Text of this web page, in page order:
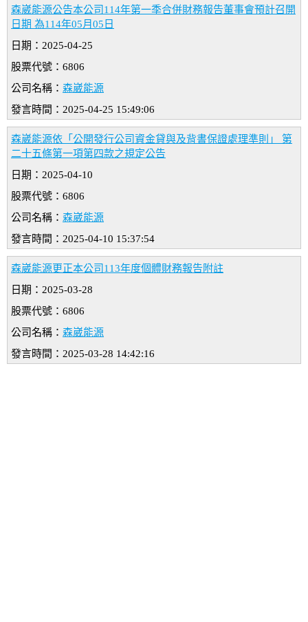
森崴能源公告本公司114年第一季合併財務報告董事會預計召開
日期 為114年05月05日
日期：2025-04-25
股票代號：6806
公司名稱： 森崴能源
發言時間：2025-04-25 15:49:06
森崴能源依「公開發行公司資金貸與及背書保證處理準則」 第
二十五條第一項第四款之規定公告
日期：2025-04-10
股票代號：6806
公司名稱： 森崴能源
發言時間：2025-04-10 15:37:54
森崴能源更正本公司113年度個體財務報告附註
日期：2025-03-28
股票代號：6806
公司名稱： 森崴能源
發言時間：2025-03-28 14:42:16